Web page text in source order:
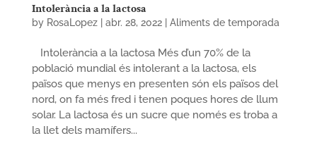
Intolerància a la lactosa
by RosaLopez| abr. 28, 2022| Aliments de temporada
Intolerància a la lactosa Més d’un 70% de la
població mundial és intolerant a la lactosa, els
països que menys en presenten són els països del
nord, on fa més fred i tenen poques hores de llum
solar. La lactosa és un sucre que només es troba a
la llet dels mamífers...